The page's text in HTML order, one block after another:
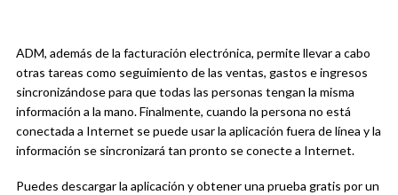
ADM, además de la facturación electrónica, permite llevar a cabo
otras tareas como seguimiento de las ventas, gastos e ingresos
sincronizándose para que todas las personas tengan la misma
información a la mano. Finalmente, cuando la persona no está
conectada a Internet se puede usar la aplicación fuera de línea y la
información se sincronizará tan pronto se conecte a Internet.
Puedes descargar la aplicación y obtener una prueba gratis por un